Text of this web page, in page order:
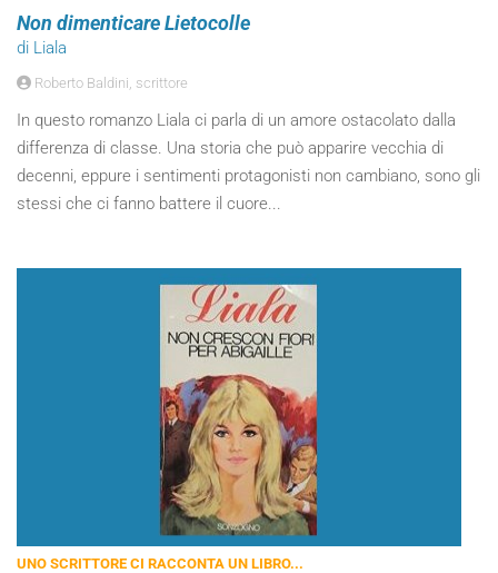
Non dimenticare Lietocolle
di Liala
Roberto Baldini, scrittore
In questo romanzo Liala ci parla di un amore ostacolato dalla
differenza di classe. Una storia che può apparire vecchia di
decenni, eppure i sentimenti protagonisti non cambiano, sono gli
stessi che ci fanno battere il cuore...
UNO SCRITTORE CI RACCONTA UN LIBRO...